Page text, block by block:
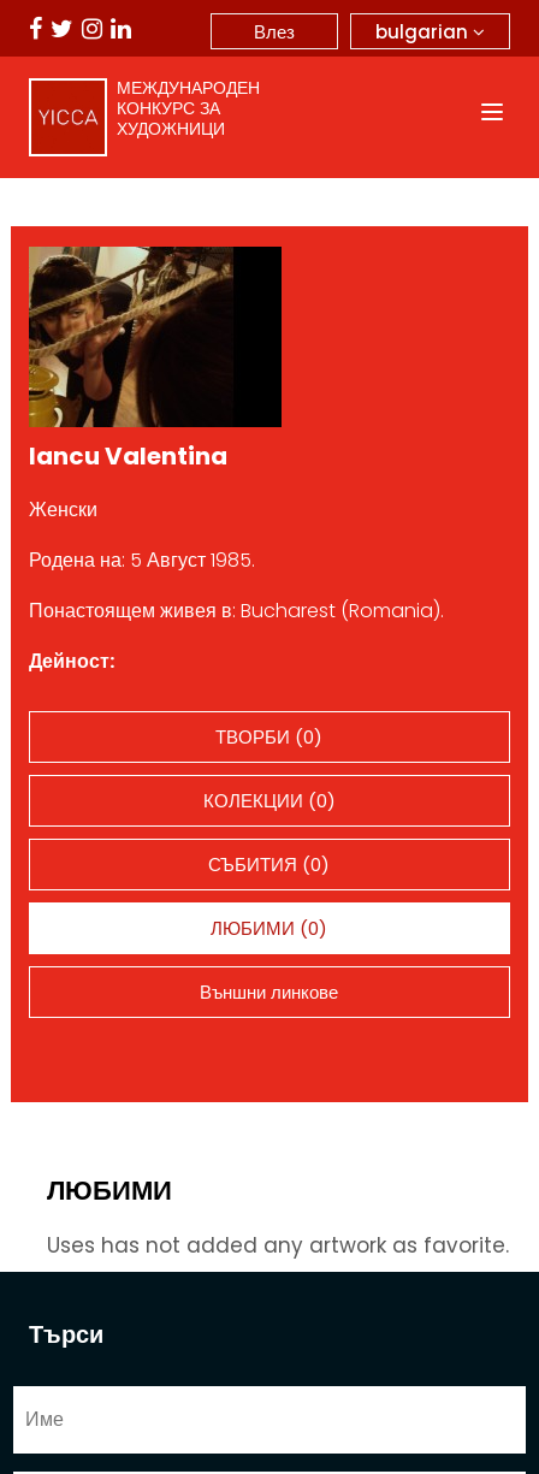
bulgarian
Влез
МЕЖДУНАРОДЕН
КОНКУРС ЗА
ХУДОЖНИЦИ
Търси
Iancu Valentina
Женски
Родена на: 5 Август 1985.
Понастоящем живея в: Bucharest (Romania).
Дейност:
ТВОРБИ (0)
КОЛЕКЦИИ (0)
СЪБИТИЯ (0)
ЛЮБИМИ (0)
Външни линкове
ЛЮБИМИ
Uses has not added any artwork as favorite.